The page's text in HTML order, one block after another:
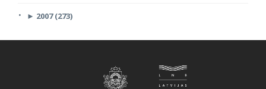
► 2007 (273)